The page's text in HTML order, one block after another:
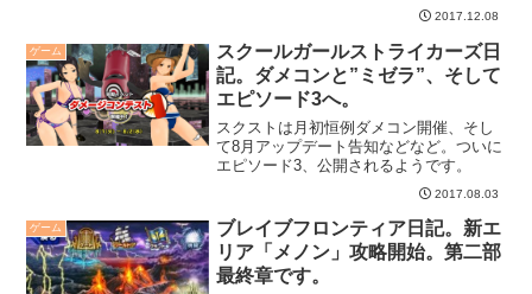
います。とは言え、回すにはやっぱり体
2017.12.08
ゲーム
スクールガールストライカーズ日
記。ダメコンと”ミゼラ”、そして
エピソード3へ。
スクストは月初恒例ダメコン開催、そし
て8月アップデート告知などなど。ついに
エピソード3、公開されるようです。
2017.08.03
ゲーム
ブレイブフロンティア日記。新エ
リア「メノン」攻略開始。第二部
最終章です。